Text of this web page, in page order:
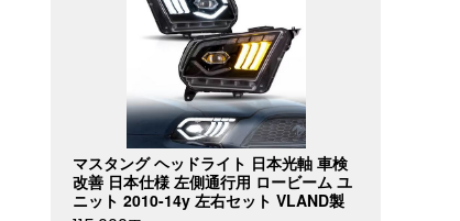
マスタング ヘッドライト 日本光軸 車検
改善 日本仕様 左側通行用 ロービーム ユ
ニット 2010-14y 左右セット VLAND製